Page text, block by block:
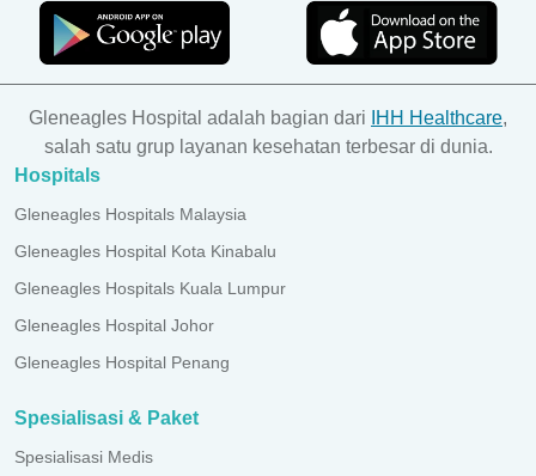
Gleneagles Hospital adalah bagian dari IHH Healthcare,
salah satu grup layanan kesehatan terbesar di dunia.
Hospitals
Gleneagles Hospitals Malaysia
Gleneagles Hospital Kota Kinabalu
Gleneagles Hospitals Kuala Lumpur
Gleneagles Hospital Johor
Gleneagles Hospital Penang
Spesialisasi & Paket
Spesialisasi Medis